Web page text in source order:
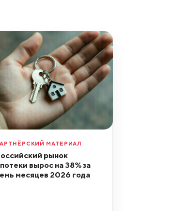
МАТЕРИАЛ
рынок
вырос на 38% за
месяцев 2026 года